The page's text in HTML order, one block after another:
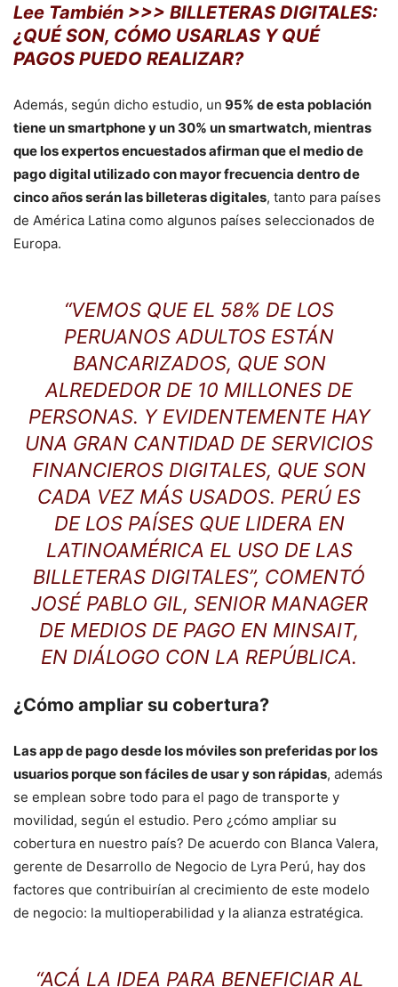
Lee También >>> BILLETERAS DIGITALES:
¿QUÉ SON, CÓMO USARLAS Y QUÉ
PAGOS PUEDO REALIZAR?
Además, según dicho estudio, un 95% de esta población
tiene un smartphone y un 30% un smartwatch, mientras
que los expertos encuestados afirman que el medio de
pago digital utilizado con mayor frecuencia dentro de
cinco años serán las billeteras digitales, tanto para países
de América Latina como algunos países seleccionados de
Europa.
“VEMOS QUE EL 58% DE LOS
PERUANOS ADULTOS ESTÁN
BANCARIZADOS, QUE SON
ALREDEDOR DE 10 MILLONES DE
PERSONAS. Y EVIDENTEMENTE HAY
UNA GRAN CANTIDAD DE SERVICIOS
FINANCIEROS DIGITALES, QUE SON
CADA VEZ MÁS USADOS. PERÚ ES
DE LOS PAÍSES QUE LIDERA EN
LATINOAMÉRICA EL USO DE LAS
BILLETERAS DIGITALES”, COMENTÓ
JOSÉ PABLO GIL, SENIOR MANAGER
DE MEDIOS DE PAGO EN MINSAIT,
EN DIÁLOGO CON LA REPÚBLICA.
¿Cómo ampliar su cobertura?
Las app de pago desde los móviles son preferidas por los
usuarios porque son fáciles de usar y son rápidas, además
se emplean sobre todo para el pago de transporte y
movilidad, según el estudio. Pero ¿cómo ampliar su
cobertura en nuestro país? De acuerdo con Blanca Valera,
gerente de Desarrollo de Negocio de Lyra Perú, hay dos
factores que contribuirían al crecimiento de este modelo
de negocio: la multioperabilidad y la alianza estratégica.
“ACÁ LA IDEA PARA BENEFICIAR AL